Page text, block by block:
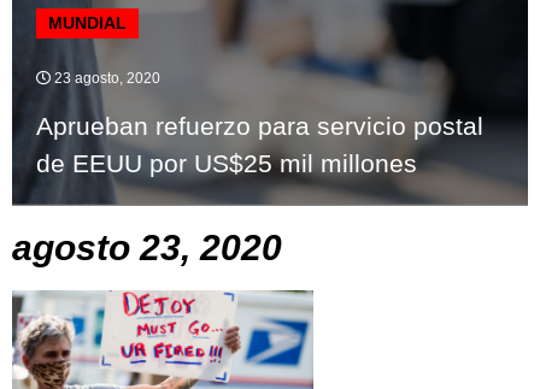
MUNDIAL
23 agosto, 2020
Aprueban refuerzo para servicio postal
de EEUU por US$25 mil millones
agosto 23, 2020